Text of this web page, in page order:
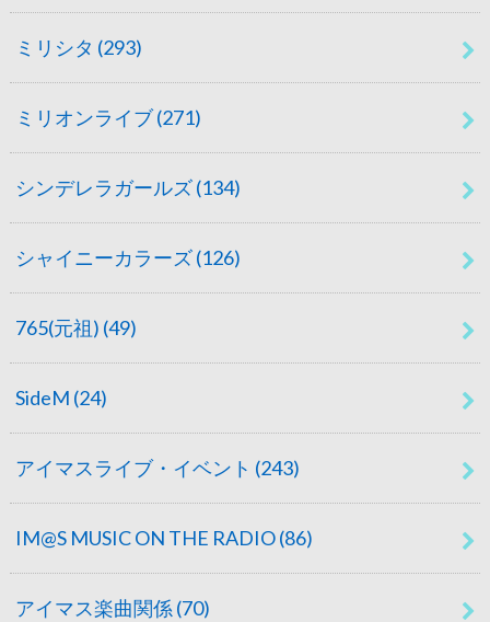
ミリシタ (293)
ミリオンライブ(271)
シンデレラガールズ(134)
シャイニーカラーズ(126)
765(元祖) (49)
SideM (24)
アイマスライブ・イベント (243)
IM@S MUSIC ON THE RADIO(86)
アイマス楽曲関係 (70)